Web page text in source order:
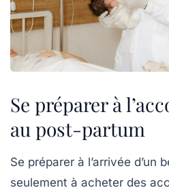
Se préparer à
au post-partum
Se préparer à l’arrivée d’un
seulement à acheter des